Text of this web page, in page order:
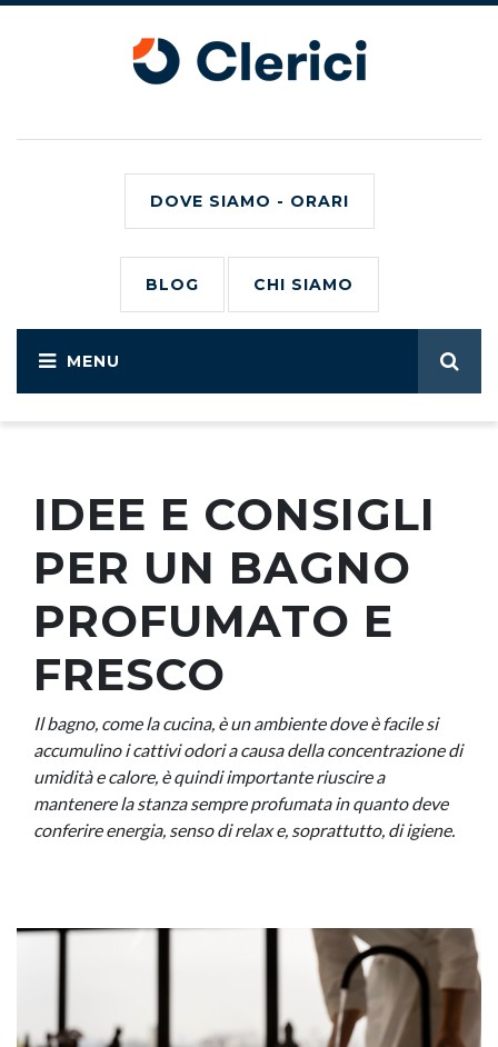
DOVE SIAMO - ORARI
BLOG CHI SIAMO
IDEE E CONSIGLI
PER UN BAGNO
PROFUMATO E
FRESCO
Il bagno, come la cucina, è un ambiente dove è facile si
accumulino i cattivi odori a causa della concentrazione di
umidità e calore, è quindi importante riuscire a
mantenere la stanza sempre profumata in quanto deve
conferire energia, senso di relax e, soprattutto, di igiene.